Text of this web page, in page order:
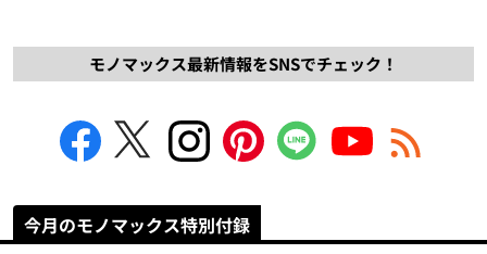
モノマックス最新情報をSNSでチェック！
今月のモノマックス特別付録